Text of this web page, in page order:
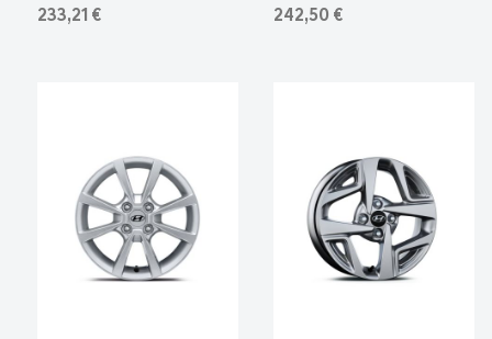
233,21 €
242,50 €